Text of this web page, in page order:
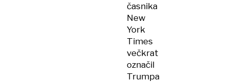
časnika
New
York
Times
večkrat
označil
Trumpa